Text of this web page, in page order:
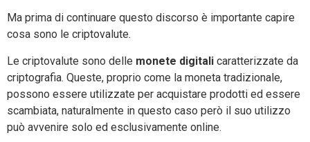
Ma prima di continuare questo discorso è importante capire
cosa sono le criptovalute.
Le criptovalute sono delle monete digitali caratterizzate da
criptografia. Queste, proprio come la moneta tradizionale,
possono essere utilizzate per acquistare prodotti ed essere
scambiata, naturalmente in questo caso però il suo utilizzo
può avvenire solo ed esclusivamente online.